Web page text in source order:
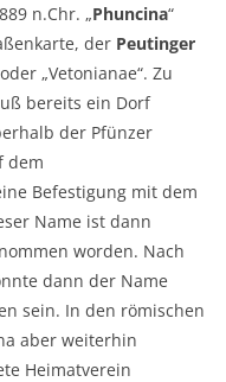
n.Chr. „Phuncina“
der Peutinger
„Vetonianae“. Zu
bereits ein Dorf
der Pfünzer
dem
Befestigung mit dem
Name ist dann
worden. Nach
dann der Name
sein. In den römischen
aber weiterhin
Heimatverein